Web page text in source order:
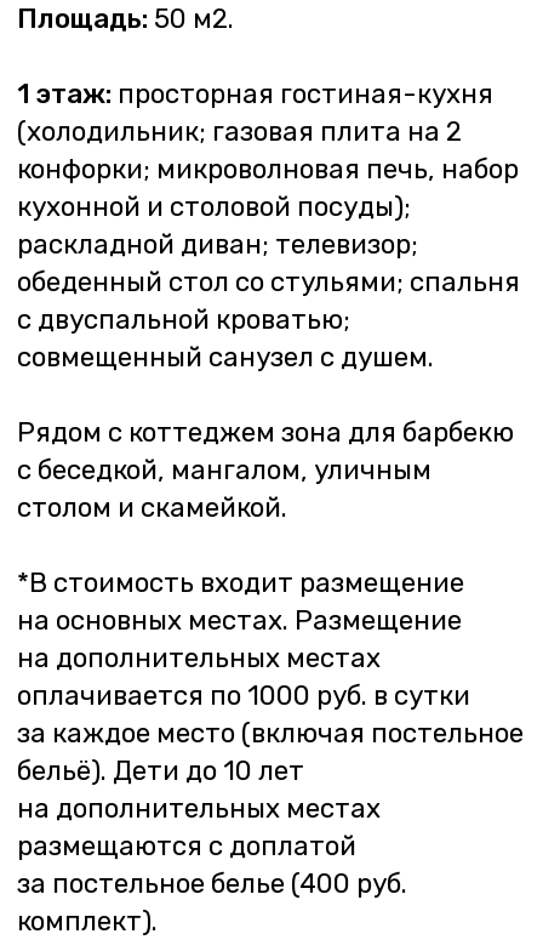
столом и скамейкой.
на основных местах. Размещение
на дополнительных местах
оплачивается по 1000 руб. в сутки
за каждое место (включая постельное
бельё). Дети до 10 лет
на дополнительных местах
размещаются с доплатой
за постельное белье (400 руб.
комплект).
Остались
вопросы?
наш менеджер свяжется
+7
Я согласен с условиямиПолитики